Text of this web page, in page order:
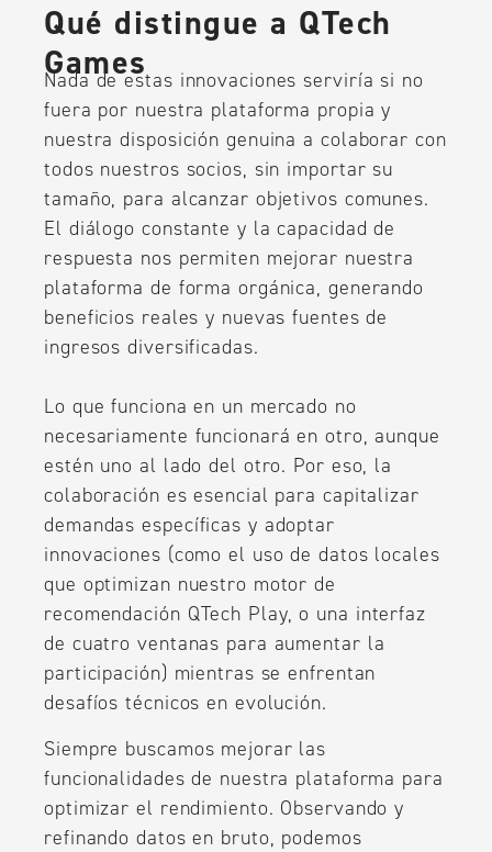
Qué distingue a QTech
Games
Nada de estas innovaciones serviría si no
fuera por nuestra plataforma propia y
nuestra disposición genuina a colaborar con
todos nuestros socios, sin importar su
tamaño, para alcanzar objetivos comunes.
El diálogo constante y la capacidad de
respuesta nos permiten mejorar nuestra
plataforma de forma orgánica, generando
beneficios reales y nuevas fuentes de
ingresos diversificadas.
Lo que funciona en un mercado no
necesariamente funcionará en otro, aunque
estén uno al lado del otro. Por eso, la
colaboración es esencial para capitalizar
demandas específicas y adoptar
innovaciones (como el uso de datos locales
que optimizan nuestro motor de
recomendación QTech Play, o una interfaz
de cuatro ventanas para aumentar la
participación) mientras se enfrentan
desafíos técnicos en evolución.
Siempre buscamos mejorar las
funcionalidades de nuestra plataforma para
optimizar el rendimiento. Observando y
refinando datos en bruto, podemos